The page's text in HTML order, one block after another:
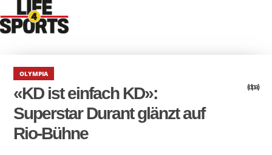
OLYMPIA
«KD ist einfach KD»:
Superstar Durant glänzt auf
Rio-Bühne
(dpa)